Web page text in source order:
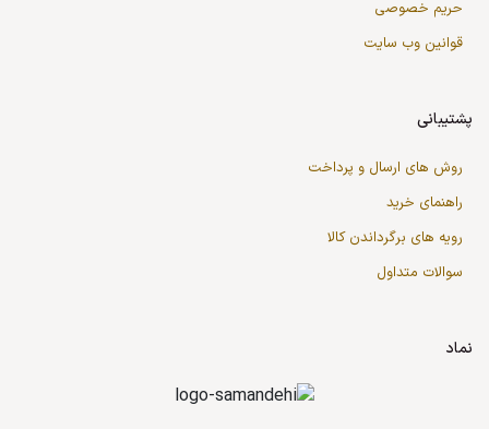
حریم خصوصی
قوانین وب سایت
پشتیبانی
روش های ارسال و پرداخت
راهنمای خرید
رویه های برگرداندن کالا
سوالات متداول
نماد